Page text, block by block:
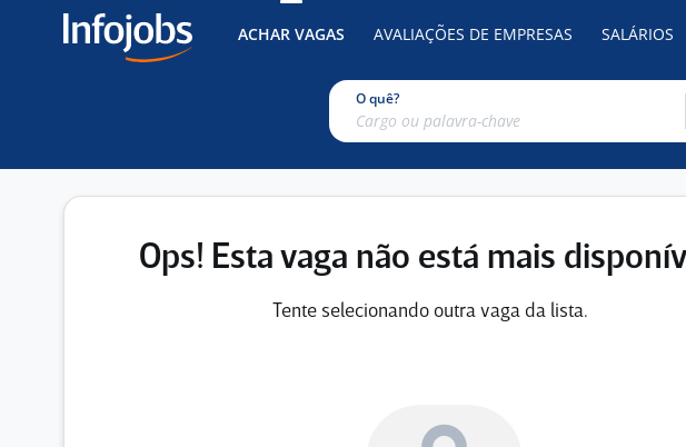
ACHAR VAGAS AVALIAÇÕES DE EMPRESAS SALÁRIOS
O quê?
Ops! Esta vaga não está mais
Tente selecionando outra vaga da lista.